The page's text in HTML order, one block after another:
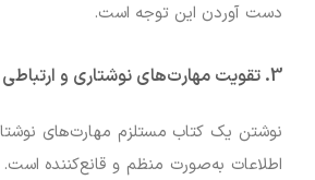
دست آوردن این توجه است.
3. تقویت مهارت‌های نوشتاری و ارتباطی
نوشتن یک کتاب مستلزم مهارت‌های نوشتاری
اطلاعات به‌صورت منظم و قانع‌کننده